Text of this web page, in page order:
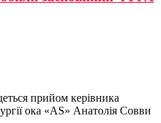
прийом керівника
ока «АS» Анатолія Совви